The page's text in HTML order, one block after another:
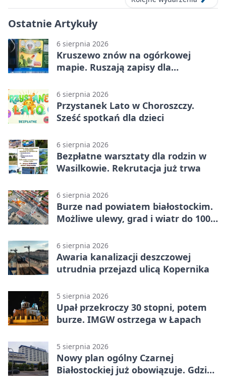
Ostatnie Artykuły
6 sierpnia 2026
Kruszewo znów na ogórkowej
mapie. Ruszają zapisy dla
6 sierpnia 2026
Przystanek Lato w Choroszczy.
Sześć spotkań dla dzieci
6 sierpnia 2026
Bezpłatne warsztaty dla rodzin w
Wasilkowie. Rekrutacja już trwa
6 sierpnia 2026
Burze nad powiatem białostockim.
Możliwe ulewy, grad i wiatr do 100
6 sierpnia 2026
Awaria kanalizacji deszczowej
utrudnia przejazd ulicą Kopernika
5 sierpnia 2026
Upał przekroczy 30 stopni, potem
burze. IMGW ostrzega w Łapach
5 sierpnia 2026
Nowy plan ogólny Czarnej
Białostockiej już obowiązuje. Gdzie